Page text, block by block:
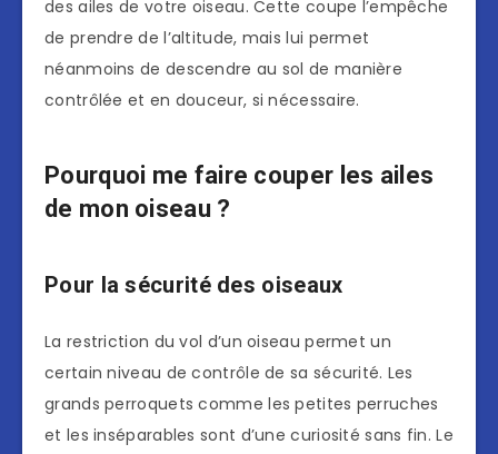
des ailes de votre oiseau. Cette coupe l’empêche
de prendre de l’altitude, mais lui permet
néanmoins de descendre au sol de manière
contrôlée et en douceur, si nécessaire.
Pourquoi me faire couper les ailes
de mon oiseau ?
Pour la sécurité des oiseaux
La restriction du vol d’un oiseau permet un
certain niveau de contrôle de sa sécurité. Les
grands perroquets comme les petites perruches
et les inséparables sont d’une curiosité sans fin. Le